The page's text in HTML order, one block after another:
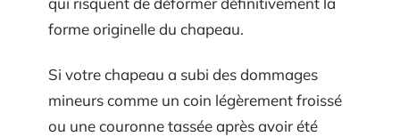
forme originelle du chapeau.
Si votre chapeau a subi des dommages
mineurs comme un coin légèrement froissé
ou une couronne tassée après avoir été